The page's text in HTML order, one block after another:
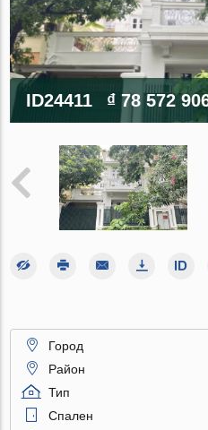
ID24411 ₫ 78 572
Город
Район
Тип
Спален